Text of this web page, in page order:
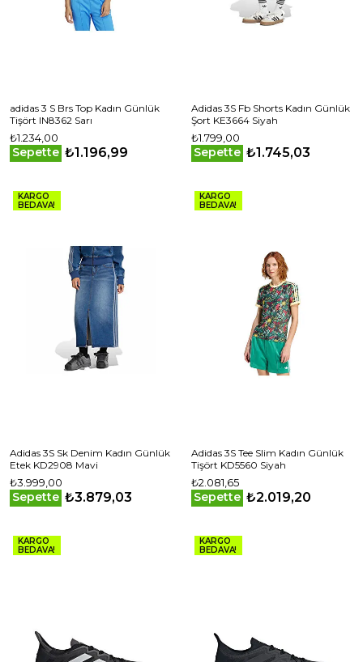
adidas 3 S Brs Top Kadın Günlük
Tişört IN8362 Sarı
₺1.234,00
Sepette ₺1.196,99
Adidas 3S Fb Shorts Kadın Günlük
Şort KE3664 Siyah
₺1.799,00
Sepette ₺1.745,03
KARGO
BEDAVA!
Adidas 3S Sk Denim Kadın Günlük
Etek KD2908 Mavi
₺3.999,00
Sepette ₺3.879,03
KARGO
BEDAVA!
Adidas 3S Tee Slim Kadın Günlük
Tişört KD5560 Siyah
₺2.081,65
Sepette ₺2.019,20
KARGO
BEDAVA!
KARGO
BEDAVA!